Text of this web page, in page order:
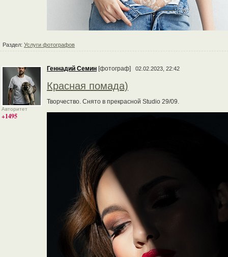
Раздел: Услуги фотографов
Авторитет
+1495
Геннадий Семин [фотограф] 02.02.2023, 22:42
Красная помада)
Творчество. Снято в прекрасной Studio 29/09.